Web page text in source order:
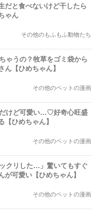
と食べないけど干したら
ゃん
その他のもふもふ動物たち
ゃうの？牧草をゴミ袋から
【ひめちゃん】
その他のペットの漫画
だけど可愛い…♡好奇心旺盛
【ひめちゃん】
その他のペットの漫画
クリした…」驚いてもすぐ
可愛い【ひめちゃん】
その他のペットの漫画